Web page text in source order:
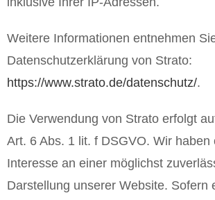
Weitere Informationen entnehmen
Datenschutzerklärung von Strato:
https://www.strato.de/datenschutz/.
Die Verwendung von Strato erfolgt
Art. 6 Abs. 1 lit. f DSGVO. Wir haben
Interesse an einer möglichst
Darstellung unserer Website. Sofern